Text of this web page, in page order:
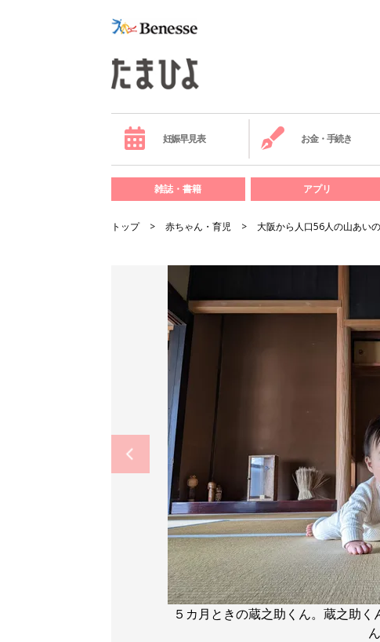
妊娠早見表 お金・手続き
雑誌・書籍 アプリ
トップ 赤ちゃん・育児 大阪から人口56人の山あい
５カ月ときの蔵之助くん。蔵之助